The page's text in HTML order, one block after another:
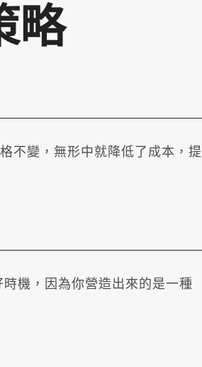
略
不變，無形中就降低了成本，提
機，因為你營造出來的是一種